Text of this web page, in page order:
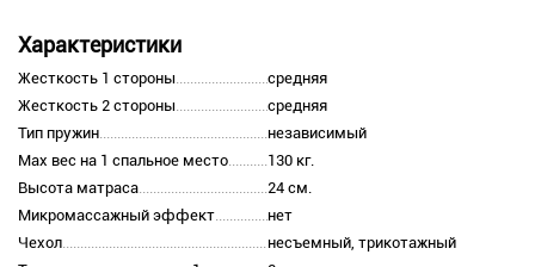
Характеристики
Жесткость 1 стороны
средняя
Жесткость 2 стороны
средняя
Тип пружин
независимый
Max вес на 1 спальное место
130 кг.
Высота матраса
24 см.
Микромассажный эффект
нет
Чехол
несъемный, трикотажный